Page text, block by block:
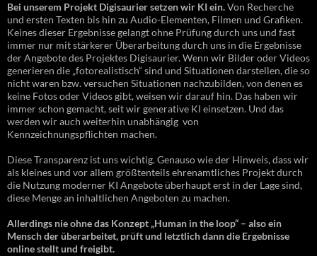
Bei unserem Projekt Digisaurier setzen wir KI ein.Von Recherche
und ersten Texten bis hin zu Audio-Elementen, Filmen und Grafiken.
Keines dieser Ergebnisse gelangt ohne Prüfung durch uns und fast
immer nur mit stärkerer Überarbeitung durch uns in die Ergebnisse
der Angebote des Projektes Digisaurier. Wenn wir Bilder oder Videos
generieren die „fotorealistisch“ sind und Situationen darstellen, die so
nicht waren bzw. versuchen Situationen nachzubilden, von denen es
keine Fotos oder Videos gibt, weisen wir darauf hin. Das haben wir
immer schon gemacht, seit wir generative KI einsetzen. Und das
werden wir auch weiterhin unabhängig von
Kennzeichnungspflichten machen.
Diese Transparenz ist uns wichtig. Genauso wie der Hinweis, dass wir
als kleines und vor allem größtenteils ehrenamtliches Projekt durch
die Nutzung moderner KI Angebote überhaupt erst in der Lage sind,
diese Menge an inhaltlichen Angeboten zu machen.
Allerdings nie ohne das Konzept „Human in the loop“ – also ein
Mensch der überarbeitet, prüft und letztlich dann die Ergebnisse
online stellt und freigibt.